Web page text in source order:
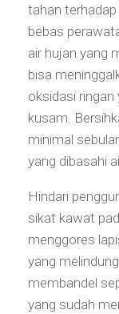
tahan
bebas
air hujan yang
bisa
oksidasi
kusam.
minimal
yang dibasahi
Hindari
sikat kawat
menggores
yang
membandel
yang sudah